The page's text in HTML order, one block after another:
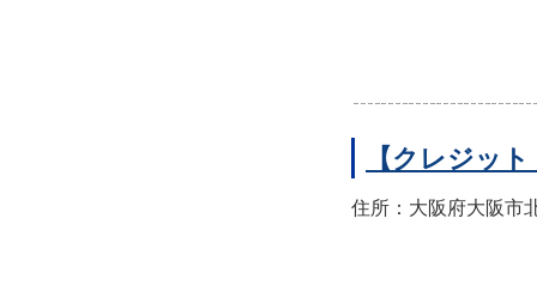
【クレジッ
住所：大阪府大阪市